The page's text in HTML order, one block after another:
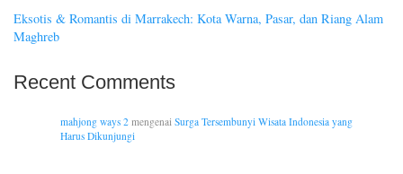
Eksotis & Romantis di Marrakech: Kota Warna, Pasar, dan Riang Alam
Maghreb
Recent Comments
mahjong ways 2mengenai Surga Tersembunyi Wisata Indonesia yang
Harus Dikunjungi